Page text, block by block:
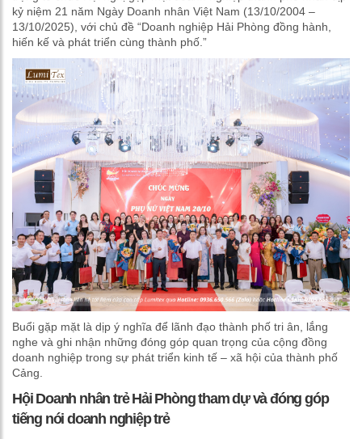
kỷ niệm 21 năm Ngày Doanh nhân Việt Nam (13/10/2004 –
13/10/2025), với chủ đề “Doanh nghiệp Hải Phòng đồng hành,
hiến kế và phát triển cùng thành phố.”
Buổi gặp mặt là dịp ý nghĩa để lãnh đạo thành phố tri ân, lắng
nghe và ghi nhận những đóng góp quan trọng của cộng đồng
doanh nghiệp trong sự phát triển kinh tế – xã hội của thành phố
Cảng.
Hội Doanh nhân trẻ Hải Phòng tham dự và đóng góp
tiếng nói doanh nghiệp trẻ